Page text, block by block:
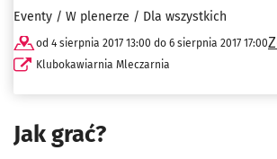
Eventy / W plenerze / Dla wszystkich
od 4 sierpnia 2017 13:00 do 6 sierpnia 2017 17:00
Klubokawiarnia Mleczarnia
Jak grać?